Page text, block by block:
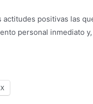
actitudes positivas las
personal inmediato
X